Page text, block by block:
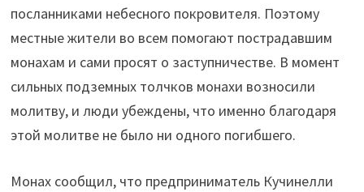
посланниками небесного покровителя. Поэтому
местные жители во всем помогают пострадавшим
монахам и сами просят о заступничестве. В момент
сильных подземных толчков монахи возносили
молитву, и люди убеждены, что именно благодаря
этой молитве не было ни одного погибшего.
Монах сообщил, что предприниматель Кучинелли